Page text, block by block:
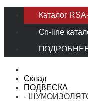
Каталог
On-line
ПОДРОБНЕЕ
Склад
ПОДВЕСКА
-